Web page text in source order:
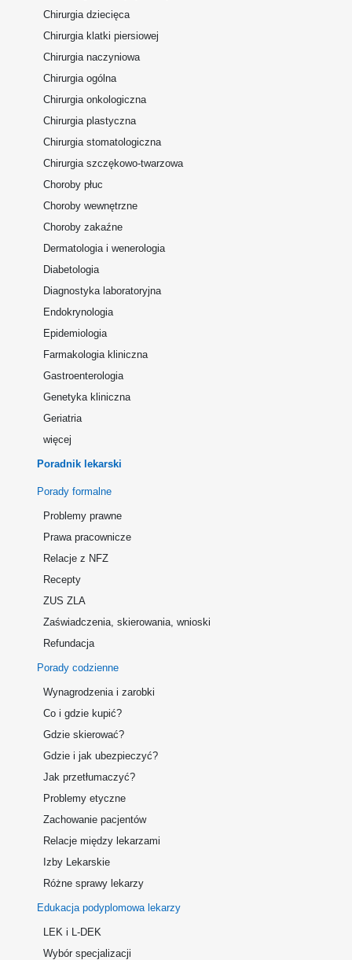
Chirurgia dziecięca
Chirurgia klatki piersiowej
Chirurgia naczyniowa
Chirurgia ogólna
Chirurgia onkologiczna
Chirurgia plastyczna
Chirurgia stomatologiczna
Chirurgia szczękowo-twarzowa
Choroby płuc
Choroby wewnętrzne
Choroby zakaźne
Dermatologia i wenerologia
Diabetologia
Diagnostyka laboratoryjna
Endokrynologia
Epidemiologia
Farmakologia kliniczna
Gastroenterologia
Genetyka kliniczna
Geriatria
więcej
Poradnik lekarski
Porady formalne
Problemy prawne
Prawa pracownicze
Relacje z NFZ
Recepty
ZUS ZLA
Zaświadczenia, skierowania, wnioski
Refundacja
Porady codzienne
Wynagrodzenia i zarobki
Co i gdzie kupić?
Gdzie skierować?
Gdzie i jak ubezpieczyć?
Jak przetłumaczyć?
Problemy etyczne
Zachowanie pacjentów
Relacje między lekarzami
Izby Lekarskie
Różne sprawy lekarzy
Edukacja podyplomowa lekarzy
LEK i L-DEK
Wybór specjalizacji